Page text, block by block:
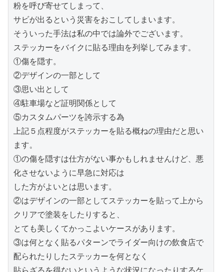
粉を呼び寄せてしまって、
サビが出るという災害をおこしてしまいます。
そういった手法は私の中では論外でございます。
ステッカーをバイクに貼る理由を列挙してみます。
①傷を隠す。
②デザインの一部として
③思い出として
④駐車場など証明関係として
⑤カスタムパーツを誇示する為
上記５点程度がステッカーを貼る概ねの理由だと思い
ます。
①の傷を隠すは仕方がない事かもしれませんけど、悪
化させないように早急に対応は
した方がよいとは思います。
②はデザインの一部としてステッカーを貼って上から
クリアで塗装をしたりすると、
とても美しくてかっこよいケースがあります。
③は何となく貼るパターンでライダー向けの飲食店で
配られたりしたステッカーを何となく